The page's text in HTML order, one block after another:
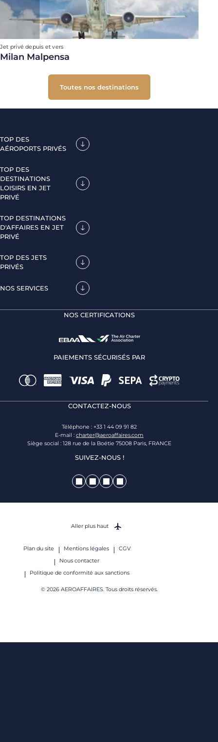
Jet privé depuis et vers
Milan Malpensa
Toutes nos destinations
TOP DES
AÉROPORTS PRIVÉS
TOP DES
DESTINATIONS
LOISIRS EN JET
PRIVÉ
TOP DESTINATIONS
D'AFFAIRES EN JET
PRIVÉ
TOP DES JETS
PRIVÉS
NOS SERVICES
NOS CERTIFICATIONS
PAIEMENTS SÉCURISÉS PAR
CONTACTEZ-NOUS
Téléphone : +33 1 44 09 91 82
E-mail : charter@aeroaffaires.com
Siège social : 128 rue de la Boétie 75008 Paris, FRANCE
SUIVEZ-NOUS !
Plan du site Mentions légales
CGV
Nous contacter
Politique de conformité aux sanctions
© 2026 AEROAFFAIRES. Tous droits réservés.
Aller plus haut